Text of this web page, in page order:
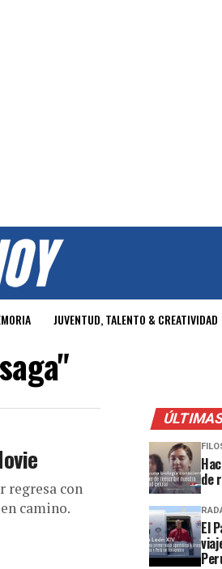
JUVENTUD, TALENTO & CREATIVIDAD
regresa con
camino.
de
El